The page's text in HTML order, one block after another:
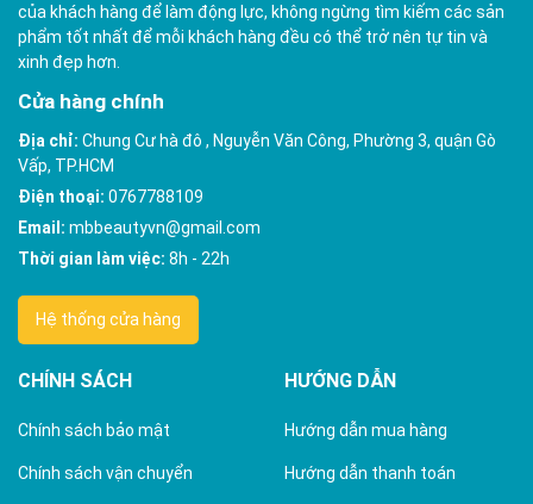
của khách hàng để làm động lực, không ngừng tìm kiếm các sản
phẩm tốt nhất để mỗi khách hàng đều có thể trở nên tự tin và
xinh đẹp hơn.
Cửa hàng chính
Địa chỉ: Chung Cư hà đô , Nguyễn Văn Công, Phường 3, quận Gò
Vấp, TP.HCM
Điện thoại: 0767788109
Email: mbbeautyvn@gmail.com
Thời gian làm việc: 8h - 22h
Hệ thống cửa hàng
CHÍNH SÁCH
Chính sách bảo mật
Chính sách vận chuyển
HƯỚNG DẪN
Hướng dẫn mua hàng
Hướng dẫn thanh toán